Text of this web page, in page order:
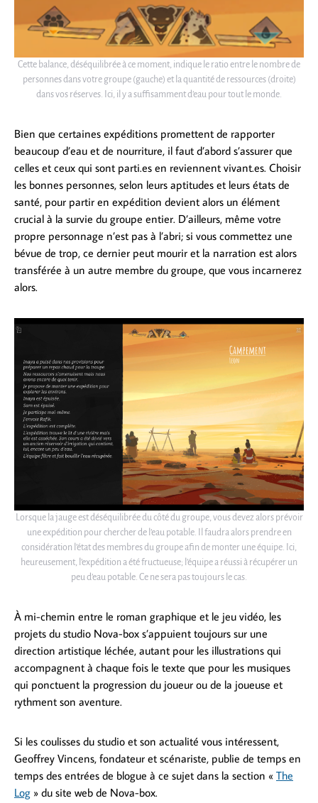
Cette balance, déséquilibrée à ce moment, indique le ratio entre le nombre de
personnes dans votre groupe (gauche) et la quantité de ressources (droite)
dans vos réserves. Ici, il y a suffisamment d’eau pour tout le monde.
Bien que certaines expéditions promettent de rapporter
beaucoup d’eau et de nourriture, il faut d’abord s’assurer que
celles et ceux qui sont parti.es en reviennent vivant.es. Choisir
les bonnes personnes, selon leurs aptitudes et leurs états de
santé, pour partir en expédition devient alors un élément
crucial à la survie du groupe entier. D’ailleurs, même votre
propre personnage n’est pas à l’abri; si vous commettez une
bévue de trop, ce dernier peut mourir et la narration est alors
transférée à un autre membre du groupe, que vous incarnerez
alors.
Lorsque la jauge est déséquilibrée du côté du groupe, vous devez alors prévoir
une expédition pour chercher de l’eau potable. Il faudra alors prendre en
considération l’état des membres du groupe afin de monter une équipe. Ici,
heureusement, l’expédition a été fructueuse; l’équipe a réussi à récupérer un
peu d’eau potable. Ce ne sera pas toujours le cas.
À mi-chemin entre le roman graphique et le jeu vidéo, les
projets du studio Nova-box s’appuient toujours sur une
direction artistique léchée, autant pour les illustrations qui
accompagnent à chaque fois le texte que pour les musiques
qui ponctuent la progression du joueur ou de la joueuse et
rythment son aventure.
Si les coulisses du studio et son actualité vous intéressent,
Geoffrey Vincens, fondateur et scénariste, publie de temps en
temps des entrées de blogue à ce sujet dans la section « The
Log » du site web de Nova-box.